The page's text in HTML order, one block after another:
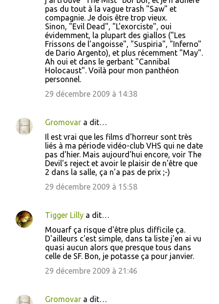
pas du tout à la vague trash "Saw" et
compagnie. Je dois être trop vieux.
Sinon, "Evil Dead", "L'exorciste", oui
évidemment, la plupart des giallos ("Les
Frissons de l'angoisse", "Suspiria", "Inferno"
de Dario Argento), et plus récemment "May".
Ah oui et dans le gerbant "Cannibal
Holocaust". Voilà pour mon panthéon
personnel.
29 décembre 2009 à 14:38
Gromovar a dit…
Il est vrai que les films d'horreur sont très
liés à ma période vidéo-club VHS qui ne date
pas d'hier. Mais aujourd'hui encore, voir The
Devil's reject et avoir le plaisir de n'être que
2 dans la salle, ça n'a pas de prix ;-)
29 décembre 2009 à 15:58
Tigger Lilly a dit…
Mouarf ça risque d'être plus difficile ça.
D'ailleurs c'est simple, dans ta liste j'en ai vu
quasi aucun alors que presque tous dans
celle de SF. Bon, je potasse ça pour janvier.
29 décembre 2009 à 21:46
Gromovar a dit…